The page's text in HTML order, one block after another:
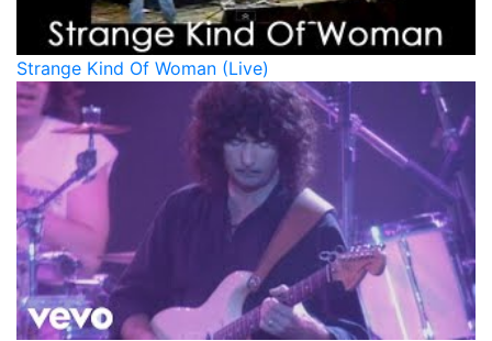
Strange Kind Of Woman (Live)